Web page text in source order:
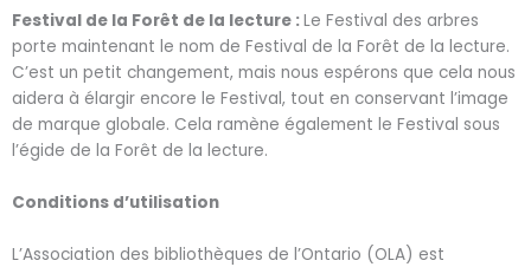
Festival de la Forêt de la lecture :Le Festival des arbres
porte maintenant le nom de Festival de la Forêt de la lecture.
C’est un petit changement, mais nous espérons que cela nous
aidera à élargir encore le Festival, tout en conservant l’image
de marque globale. Cela ramène également le Festival sous
l’égide de la Forêt de la lecture.
Conditions d’utilisation
L’Association des bibliothèques de l’Ontario (OLA) est